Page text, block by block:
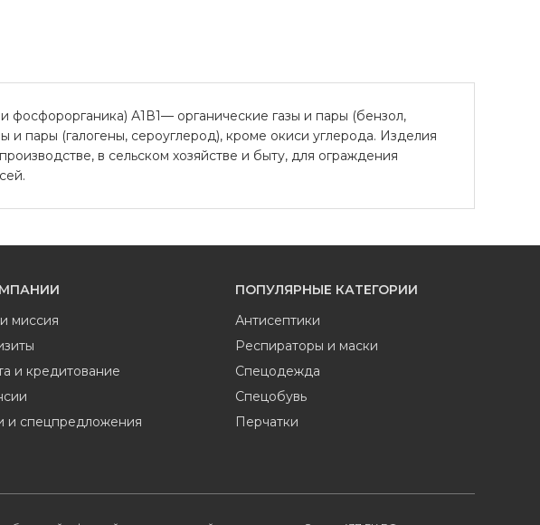
фосфорорганика) А1В1— органические газы и пары (бензол,
пары (галогены, сероуглерод), кроме окиси углерода. Изделия
в сельском хозяйстве и быту, для ограждения
миссия
и кредитование
и спецпредложения
ПОПУЛЯРНЫЕ КАТЕГОРИИ
Антисептики
Респираторы и маски
Спецодежда
Спецобувь
Перчатки